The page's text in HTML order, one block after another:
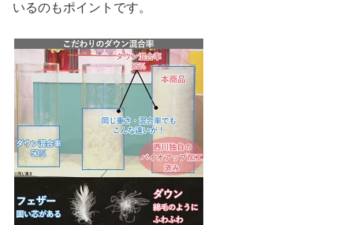
いるのもポイントです。